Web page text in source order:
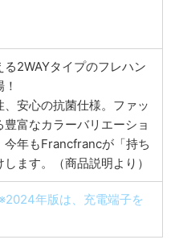
2WAYタイプのフレハン
安心の抗菌仕様。ファッ
富なカラーバリエーショ
今年もFrancfrancが「持ち
ます。（商品説明より）
※2024年版は、充電端子を